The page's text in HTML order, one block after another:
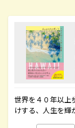
世界を４０年以上
けする、人生を輝